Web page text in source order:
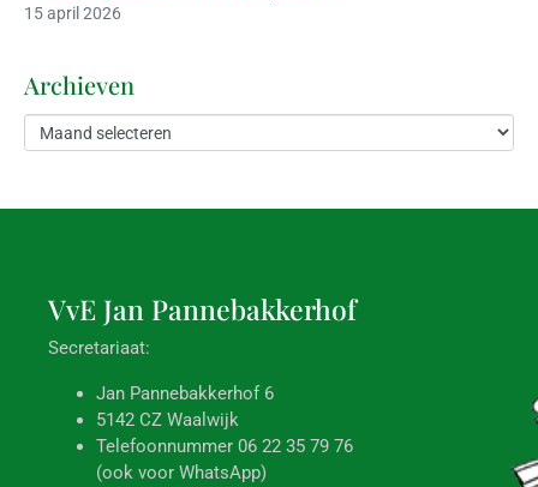
15 april 2026
Archieven
VvE Jan Pannebakkerhof
Secretariaat:
Jan Pannebakkerhof 6
5142 CZ Waalwijk
Telefoonnummer 06 22 35 79 76
(ook voor WhatsApp)